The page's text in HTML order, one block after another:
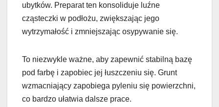
ubytków. Preparat ten konsoliduje luźne
cząsteczki w podłożu, zwiększając jego
wytrzymałość i zmniejszając osypywanie się.
To niezwykle ważne, aby zapewnić stabilną bazę
pod farbę i zapobiec jej łuszczeniu się. Grunt
wzmacniający zapobiega pyleniu się powierzchni,
co bardzo ułatwia dalsze prace.